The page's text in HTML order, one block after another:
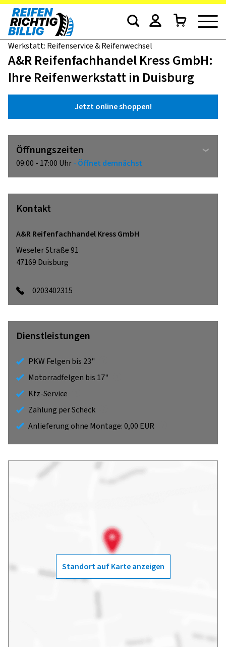
Werkstatt: Reifenservice & Reifenwechsel
A&R Reifenfachhandel Kress GmbH:
Ihre Reifenwerkstatt in Duisburg
Jetzt online shoppen!
Öffnungszeiten
09:00 - 17:00 Uhr- Öffnet demnächst
Kontakt
A&R Reifenfachhandel Kress GmbH
Weseler Straße 91
47169 Duisburg
0203402315
Dienstleistungen
PKW Felgen bis 23"
Motorradfelgen bis 17"
Kfz-Service
Zahlung per Scheck
Anlieferung ohne Montage: 0,00 EUR
Standort auf Karte anzeigen